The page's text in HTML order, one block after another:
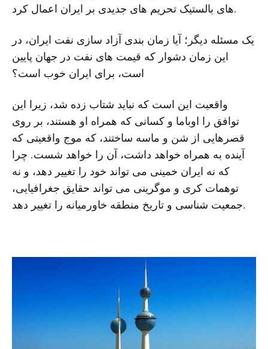
های بالستیک تحریم های جدیدی بر ایران اعمال کرد.
یک مسئله دیگر؛ آیا زمان بندی آزاد سازی نفت ایران، در
این زمان دشوار که قیمت های نفت در جهان پایین
است، برای ایران خوب است؟
واقعیت این است که نباید شتاب زده شد، زیرا این
توافق را اوباما و کسانی که همراه او هستند، بر روی
قصرهایی از شن و ماسه ساختند، که موج واقعیتی که
آینده به همراه خواهد داشت، آن را خواهد شست. چرا
که نه ایران خمینی می تواند خود را تغییر دهد، و نه
توهمات کری و موگرینی می تواند حقایق جغرافیایی،
جمعیت شناسی و تاریخ منطقه خاورمیانه را تغییر دهد.